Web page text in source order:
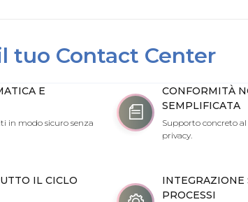
tuo Contact Center
E
in modo sicuro senza
CONFORMITÀ
SEMPLIFICATA
Supporto concreto
privacy.
IL CICLO
INTEGRAZIONE
PROCESSI